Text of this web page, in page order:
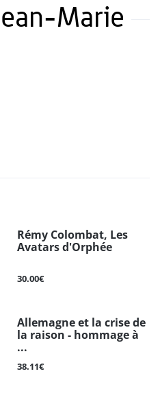
Marie
Rémy Colombat, Les
Avatars d'Orphée
30.00€
Allemagne et la crise de
la raison - hommage à
...
38.11€